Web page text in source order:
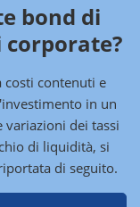
bond di
corporate?
costi contenuti e
in un
variazioni dei tassi
di liquidità, si
di seguito.